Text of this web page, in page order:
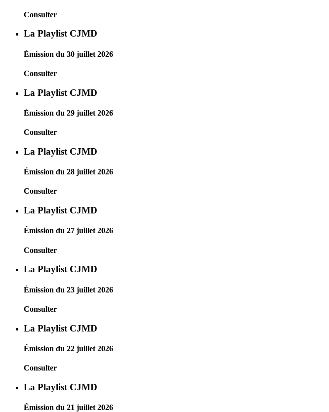
Consulter
La Playlist CJMD
Émission du 30 juillet 2026
Consulter
La Playlist CJMD
Émission du 29 juillet 2026
Consulter
La Playlist CJMD
Émission du 28 juillet 2026
Consulter
La Playlist CJMD
Émission du 27 juillet 2026
Consulter
La Playlist CJMD
Émission du 23 juillet 2026
Consulter
La Playlist CJMD
Émission du 22 juillet 2026
Consulter
La Playlist CJMD
Émission du 21 juillet 2026